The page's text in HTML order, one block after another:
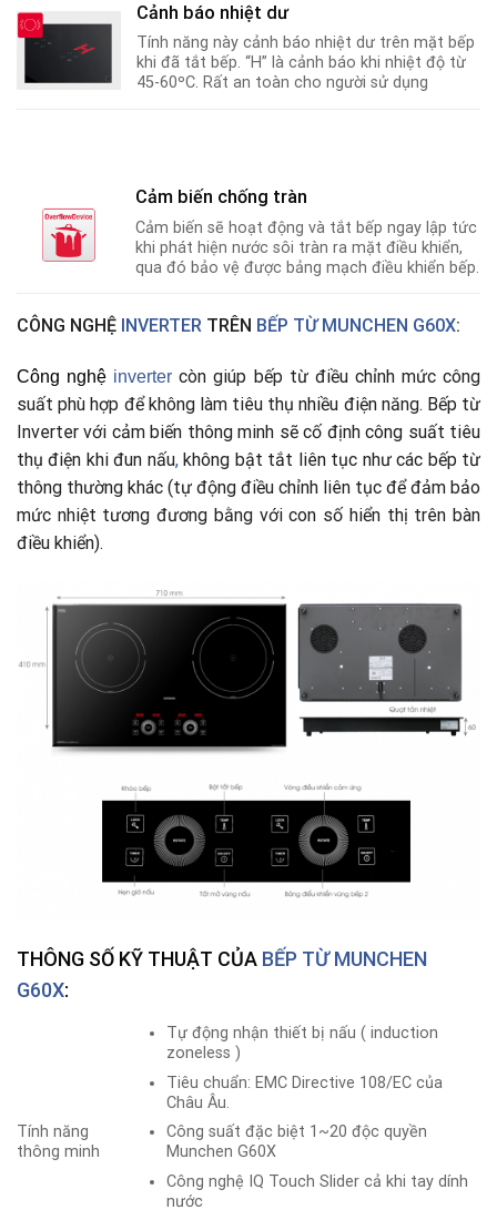
Cảnh báo nhiệt dư
Tính năng này cảnh báo nhiệt dư trên mặt bếp
khi đã tắt bếp. “H” là cảnh báo khi nhiệt độ từ
45-60ºC. Rất an toàn cho người sử dụng
Cảm biến chống tràn
Cảm biến sẽ hoạt động và tắt bếp ngay lập tức
khi phát hiện nước sôi tràn ra mặt điều khiển,
qua đó bảo vệ được bảng mạch điều khiển bếp.
CÔNG NGHỆ INVERTER TRÊN BẾP TỪ MUNCHEN G60X:
Công nghệ inverter còn giúp bếp từ điều chỉnh mức công
suất phù hợp để không làm tiêu thụ nhiều điện năng. Bếp từ
Inverter với cảm biến thông minh sẽ cố định công suất tiêu
thụ điện khi đun nấu,không bật tắt liên tục như các bếp từ
thông thường khác (tự động điều chỉnh liên tục để đảm bảo
mức nhiệt tương đương bằng với con số hiển thị trên bàn
điều khiển).
THÔNG SỐ KỸ THUẬT CỦA BẾP TỪ MUNCHEN
G60X:
Tính năng
thông minh
Tự động nhận thiết bị nấu ( induction
zoneless )
Tiêu chuẩn: EMC Directive 108/EC của
Châu Âu.
Công suất đặc biệt 1~20 độc quyền
Munchen G60X
Công nghệ IQ Touch Slider cả khi tay dính
nước